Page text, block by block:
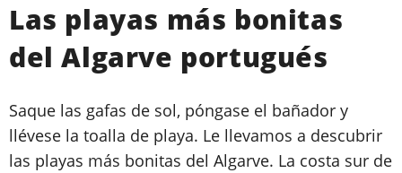
Las playas más bonitas
del Algarve portugués
Saque las gafas de sol, póngase el bañador y
llévese la toalla de playa. Le llevamos a descubrir
las playas más bonitas del Algarve. La costa sur de